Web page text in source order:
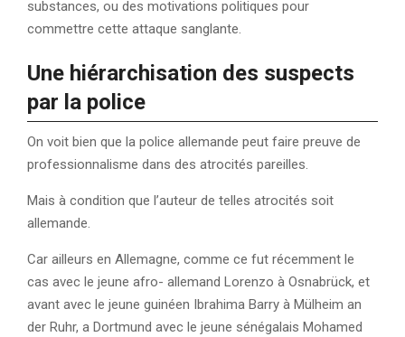
substances, ou des motivations politiques pour
commettre cette attaque sanglante.
Une hiérarchisation des suspects
par la police
On voit bien que la police allemande peut faire preuve de
professionnalisme dans des atrocités pareilles.
Mais à condition que l’auteur de telles atrocités soit
allemande.
Car ailleurs en Allemagne, comme ce fut récemment le
cas avec le jeune afro- allemand Lorenzo à Osnabrück, et
avant avec le jeune guinéen Ibrahima Barry à Mülheim an
der Ruhr, a Dortmund avec le jeune sénégalais Mohamed